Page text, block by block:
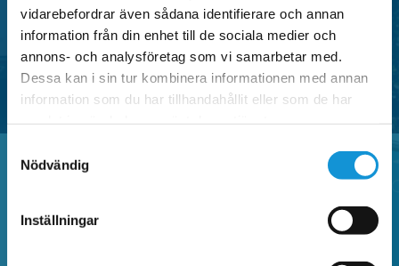
vidarebefordrar även sådana identifierare och annan
information från din enhet till de sociala medier och
annons- och analysföretag som vi samarbetar med.
Dessa kan i sin tur kombinera informationen med annan
information som du har tillhandahållit eller som de har
Nödvändig
Inställningar
SE OMRÅDEN MED P-TILLSTÅND
Vanliga frågor